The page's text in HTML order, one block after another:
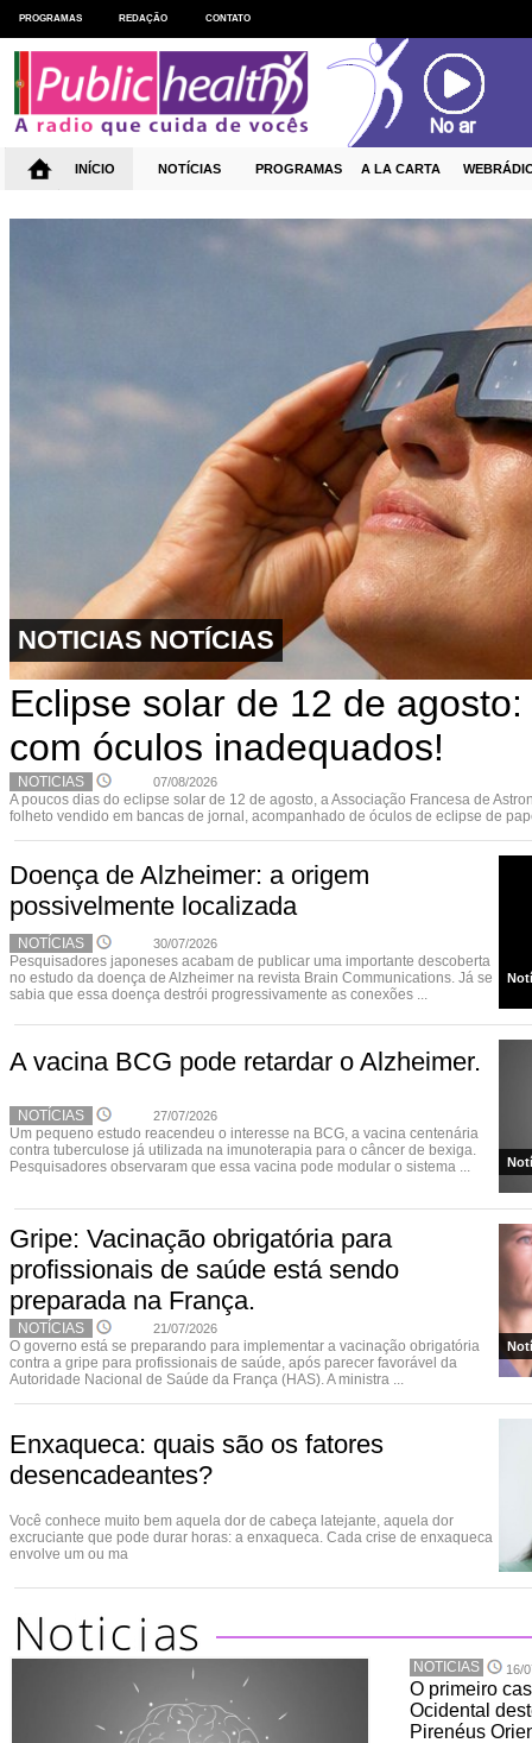
ES
NOTICIAS NOTÍCIAS
Eclipse solar de 12 de
com óculos inadequados!
NOTICIAS 07/08/2026
A poucos dias do eclipse solar de 12 de agosto, a Associação Francesa de
folheto vendido em bancas de jornal, acompanhado de óculos de eclipse de
Doença de Alzheimer: a origem
possivelmente localizada
NOTÍCIAS 30/07/2026
Pesquisadores japoneses acabam de publicar uma importante descoberta
no estudo da doença de Alzheimer na revista Brain Communications. Já se
sabia que essa doença destrói progressivamente as conexões ...
A vacina BCG pode retardar o Alzheimer.
NOTÍCIAS 27/07/2026
Um pequeno estudo reacendeu o interesse na BCG, a vacina centenária
contra tuberculose já utilizada na imunoterapia para o câncer de bexiga.
Pesquisadores observaram que essa vacina pode modular o sistema ...
Gripe: Vacinação obrigatória para
profissionais de saúde está sendo
preparada na França.
NOTÍCIAS 21/07/2026
O governo está se preparando para implementar a vacinação obrigatória
contra a gripe para profissionais de saúde, após parecer favorável da
Autoridade Nacional de Saúde da França (HAS). A ministra ...
Enxaqueca: quais são os fatores
desencadeantes?
Você conhece muito bem aquela dor de cabeça latejante, aquela dor
excruciante que pode durar horas: a enxaqueca. Cada crise de enxaqueca
envolve um ou ma
NOTICIAS 16/
O primeiro
Ocidental
Pirenéus
PROGRAMAS REDAÇÃO CONTATO
INÍCIO NOTÍCIAS PROGRAMAS A LA CARTA